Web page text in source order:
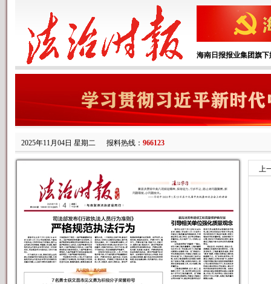
海南日报报业集团旗下
2025年11月04日 星期二 报料热线： 966123
上